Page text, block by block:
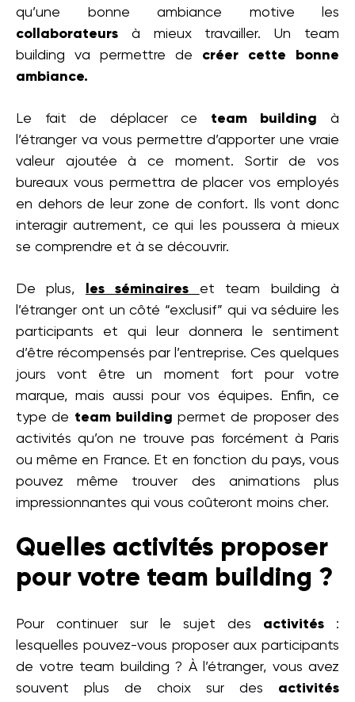
qu’une bonne ambiance motive les
collaborateurs à mieux travailler. Un team
building va permettre de créer cette bonne
ambiance.
Le fait de déplacer ce team buildingà
l’étranger va vous permettre d’apporter une vraie
valeur ajoutée à ce moment. Sortir de vos
bureaux vous permettra de placer vos employés
en dehors de leur zone de confort. Ils vont donc
interagir autrement, ce qui les poussera à mieux
se comprendre et à se découvrir.
De plus, les séminaires et team building à
l’étranger ont un côté “exclusif” qui va séduire les
participants et qui leur donnera le sentiment
d’être récompensés par l’entreprise. Ces quelques
jours vont être un moment fort pour votre
marque, mais aussi pour vos équipes. Enfin, ce
type de team building permet de proposer des
activités qu’on ne trouve pas forcément à Paris
ou même en France. Et en fonction du pays, vous
pouvez même trouver des animations plus
impressionnantes qui vous coûteront moins cher.
Quelles activités proposer
pour votre team building ?
Pour continuer sur le sujet des activités :
lesquelles pouvez-vous proposer aux participants
de votre team building ? À l’étranger, vous avez
souvent plus de choix sur des activités